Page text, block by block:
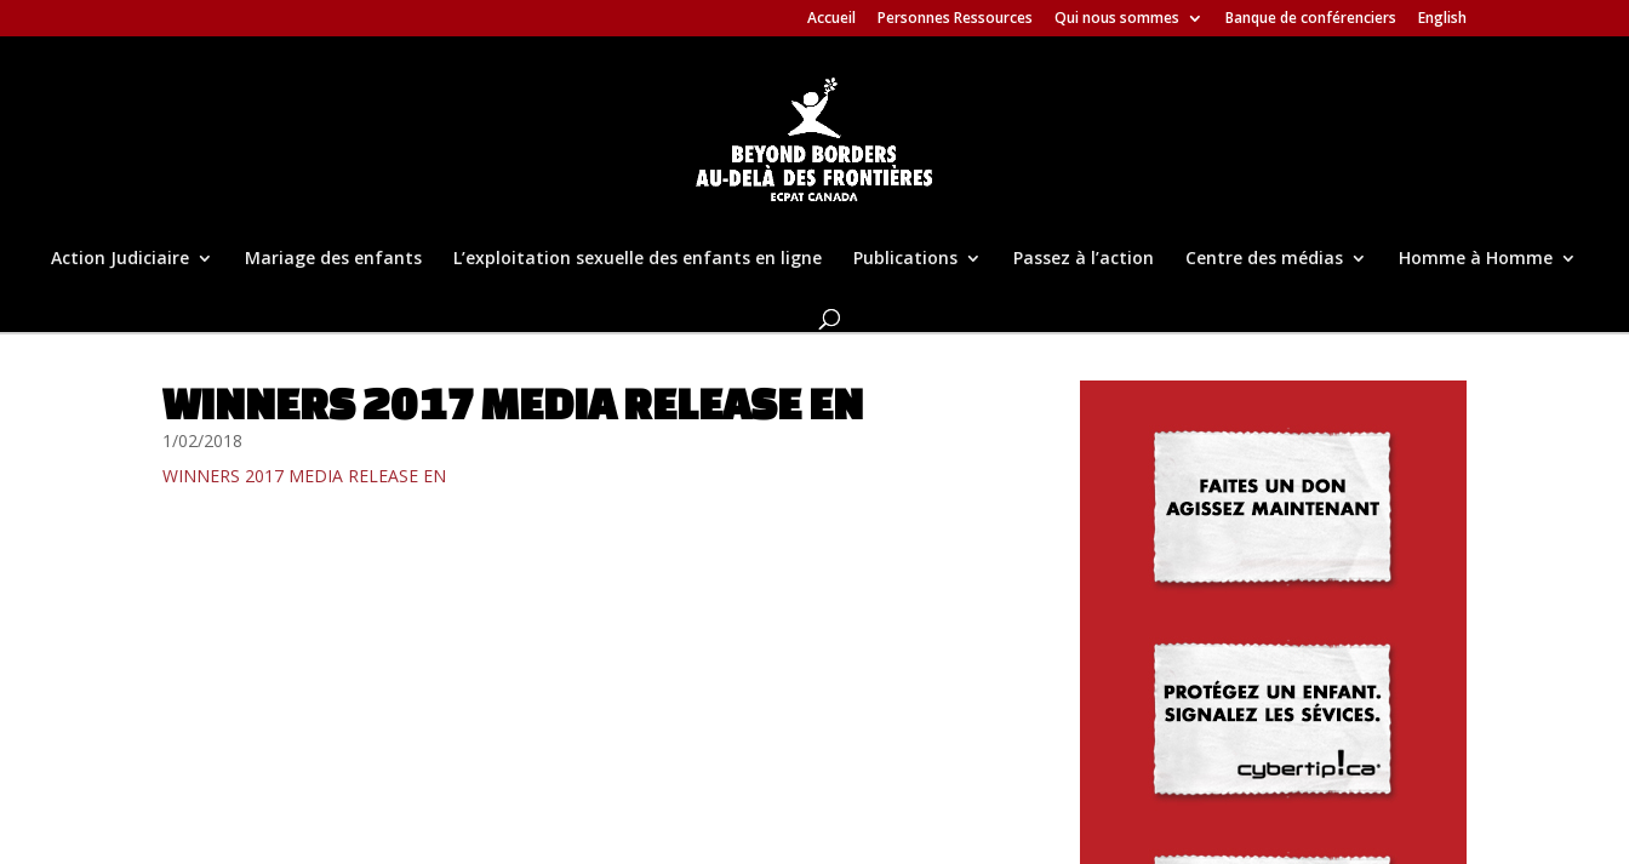
Accueil Personnes Ressources Qui nous sommes Banque de conférenciers English
Action Judiciaire Mariage des enfants L’exploitation sexuelle des enfants en ligne Publications Passez à l’action Centre des médias Homme à Homme
WINNERS 2017 MEDIA RELEASE EN
1/02/2018
WINNERS 2017 MEDIA RELEASE EN